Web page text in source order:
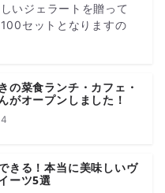
いジェラートを贈って
セットとなりますの
の菜食ランチ・カフェ・
がオープンしました！
きる！本当に美味しいヴ
ーツ5選